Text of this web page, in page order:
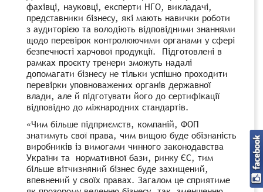
фахівці, науковці, експерти НГО, викладачі,
представники бізнесу, які мають навички роботи
з аудиторією та володіють відповідними знаннями
щодо перевірок контролюючими органами у сфері
безпечності харчової продукції. Підготовлені в
рамках проєкту тренери зможуть надалі
допомагати бізнесу не тільки успішно проходити
перевірки уповноважених органів державної
влади, але й підготувати його до сертифікації
відповідно до міжнародних стандартів.
«Чим більше підприємств, компаній, ФОП
знатимуть свої права, чим вищою буде обізнаність
виробників із вимогами чинного законодавства
України та нормативної бази, ринку ЄС, тим
більше вітчизняний бізнес буде захищений,
впевнений у своїх правах. Загалом це сприятиме